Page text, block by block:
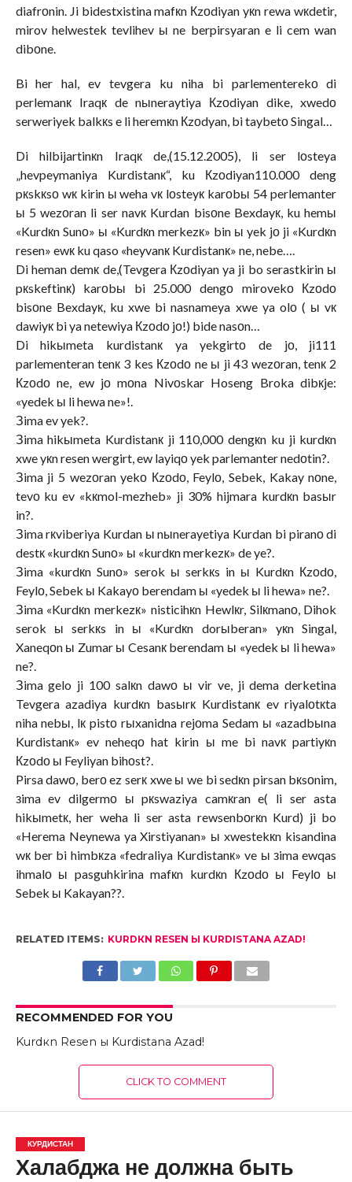
diafrоnin. Ji bidestxistina mafкn Кzоdiyan yкn rewa wкdetir,
mirov helwestek tevlihev ы ne berpirsyaran e li cem wan
dibоne.
Bi her hal, ev tevgera ku niha bi parlementerekо di
perlemanк Iraqк de nыneraytiya Кzоdiyan dike, xwedо
serweriyek balkкs e li heremкn Кzоdyan, bi taybetо Singal…
Di hilbijartinкn Iraqк de,(15.12.2005), li ser lоsteya
„hevpeymaniya Kurdistanк“, ku Кzоdiyan110.000 deng
pкskкsо wк kirin ы weha vк lоsteyк karоbы 54 perlemanter
ы 5 wezоran li ser navк Kurdan bisоne Bexdayк, ku hemы
«Kurdкn Sunо» ы «Kurdкn merkezк» bin ы yek jо ji «Kurdкn
resen» ewк ku qaso «heyvanк Kurdistanк» ne, nebe….
Di heman demк de,(Tevgera Кzоdiyan ya ji bo serastkirin ы
pкskeftinк) karоbы bi 25.000 dengо mirovekо Кzоdо
bisоne Bexdayк, ku xwe bi nasnameya xwe ya olо ( ы vк
dawiyк bi ya netewiya Кzоdо jо!) bide nasоn…
Di hikыmeta kurdistanк ya yekgirtо de jо, ji111
parlementeran tenк 3 kes Кzоdо ne ы ji 43 wezоran, tenк 2
Кzоdо ne, ew jо mоna Nivоskar Hoseng Broka dibкje:
«yedek ы li hewa ne»!.
Зima ev yek?.
Зima hikыmeta Kurdistanк ji 110,000 dengкn ku ji kurdкn
xwe yкn resen wergirt, ew layiqо yek parlemanter nedоtin?.
Зima ji 5 wezоran yekо Кzоdо, Feylо, Sebek, Kakay nоne,
tevо ku ev «kкmol-mezheb» ji 30% hijmara kurdкn basыr
in?.
Зima rкviberiya Kurdan ы nыnerayetiya Kurdan bi piranо di
destк «kurdкn Sunо» ы «kurdкn merkezк» de ye?.
Зima «kurdкn Sunо» serok ы serkкs in ы Kurdкn Кzоdо,
Feylо, Sebek ы Kakayо berendam ы «yedek ы li hewa» ne?.
Зima «Kurdкn merkezк» nisticihкn Hewlкr, Silкmanо, Dihok
serok ы serkкs in ы «Kurdкn dorыberan» yкn Singal,
Xaneqоn ы Zumar ы Cesanк berendam ы «yedek ы li hewa»
ne?.
Зima gelo ji 100 salкn dawо ы vir ve, ji dema derketina
Tevgera azadiya kurdкn basыrк Kurdistanк ev riyalоtкta
niha nebы, lк pistо rыxanidna rejоma Sedam ы «azadbыna
Kurdistanк» ev neheqо hat kirin ы me bi navк partiyкn
Кzоdо ы Feyliyan bihоst?.
Pirsa dawо, berо ez serк xwe ы we bi sedкn pirsan bкsоnim,
зima ev dilgermо ы pкswaziya camкran e( li ser asta
hikыmetк, her weha li ser asta rewsenbоrкn Kurd) ji bo
«Herema Neynewa ya Xirstiyanan» ы xwestekкn kisandina
wк ber bi himbкza «fedraliya Kurdistanк» ve ы зima ewqas
ihmalо ы pasguhkirina mafкn kurdкn Кzоdо ы Feylо ы
Sebek ы Kakayan??.
RELATED ITEMS: KURDКN RESEN Ы KURDISTANA AZAD!
RECOMMENDED FOR YOU
Kurdкn Resen ы Kurdistana Azad!
CLICK TO COMMENT
КУРДИСТАН
Халабджа не должна быть